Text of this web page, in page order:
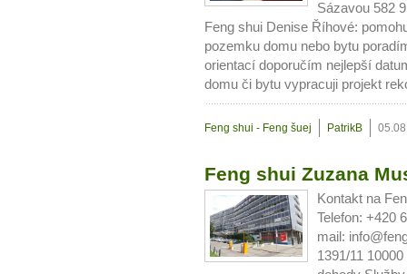
10 tipů
...
Jak mít více energie
Jak vnést do života
Jak být šťastnější
Sázavou 582
Feng shui Denise Říhové:
pozemku domu nebo bytu
orientací doporučím nejlepší
domu či bytu vypracuji projekt
Feng shui - Feng šuej PatrikB
Feng shui Zuzana
Kontakt na
Telefon: +420
mail:
1391/11